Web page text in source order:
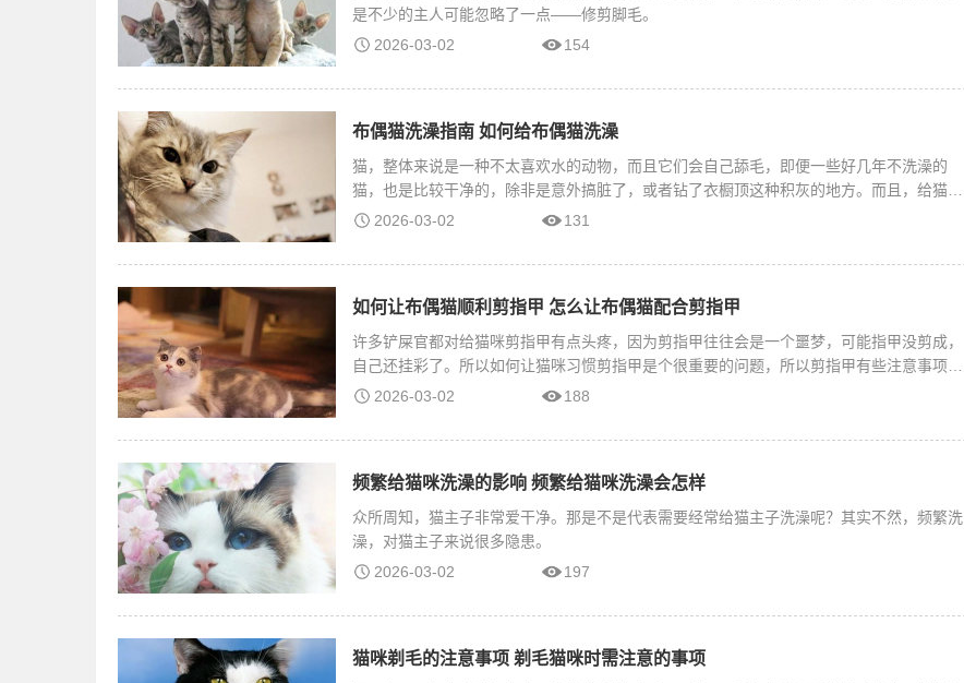
是不少的主人可能忽略了一点——修剪脚毛。
2026-03-02
154
布偶猫洗澡指南 如何给布偶猫洗澡
猫，整体来说是一种不太喜欢水的动物，而且它们会自己舔毛，即便一些好几年不洗澡的
猫，也是比较干净的，除非是意外搞脏了，或者钻了衣橱顶这种积灰的地方。而且，给猫洗
澡，2026-03-02 131
如何让布偶猫顺利剪指甲 怎么让布偶猫配合剪指甲
许多铲屎官都对给猫咪剪指甲有点头疼，因为剪指甲往往会是一个噩梦，可能指甲没剪成，
自己还挂彩了。所以如何让猫咪习惯剪指甲是个很重要的问题，所以剪指甲有些注意事项和
要 2026-03-02 188
频繁给猫咪洗澡的影响 频繁给猫咪洗澡会怎样
众所周知，猫主子非常爱干净。那是不是代表需要经常给猫主子洗澡呢？其实不然，频繁洗
澡，对猫主子来说很多隐患。
2026-03-02
197
猫咪剃毛的注意事项 剃毛猫咪时需注意的事项